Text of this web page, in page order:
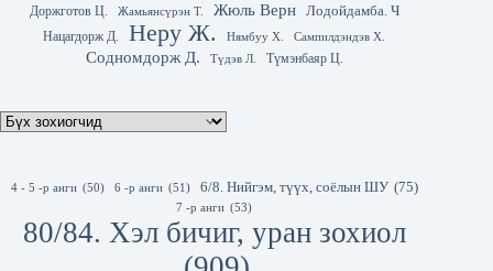
Доржготов Ц.
Жамьянсүрэн Т. Жюль Верн Лодойдамба. Ч
Нацагдорж Д. Неру Ж. Нямбуу Х. Сампилдэндэв Х.
Содномдорж Д. Түдэв Л. Түмэнбаяр Ц.
4 - 5 -р анги (50) 6 -р анги (51) 6/8. Нийгэм, түүх, соёлын ШУ (75)
7 -р анги (53)
80/84. Хэл бичиг, уран зохиол